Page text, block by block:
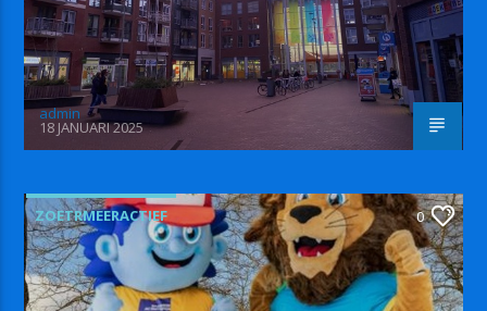
admin
18 JANUARI 2025
ZOETRMEERACTIEF 0